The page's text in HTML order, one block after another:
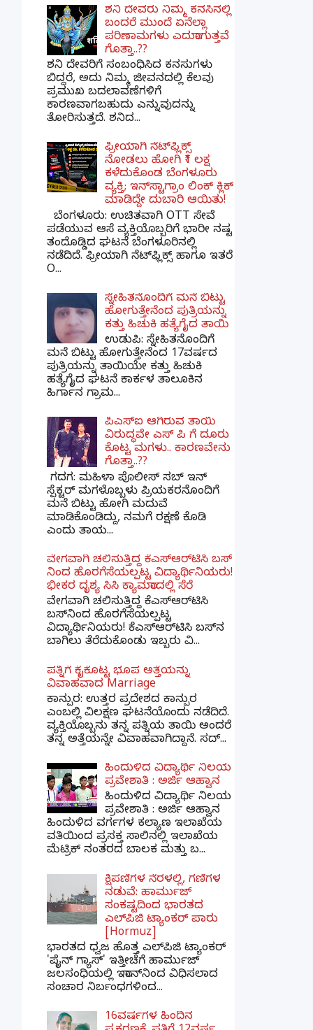
ಶನಿ ದೇವರು ನಿಮ್ಮ ಕನಸಿನಲ್ಲಿ
ಬಂದರೆ ಮುಂದೆ ಏನೆಲ್ಲಾ
ಪರಿಣಾಮಗಳು ಎದುರಾಗುತ್ತವೆ
ಗೊತ್ತಾ..??
ಶನಿ ದೇವರಿಗೆ ಸಂಬಂಧಿಸಿದ ಕನಸುಗಳು
ಬಿದ್ದರೆ, ಅದು ನಿಮ್ಮ ಜೀವನದಲ್ಲಿ ಕೆಲವು
ಪ್ರಮುಖ ಬದಲಾವಣೆಗಳಿಗೆ
ಕಾರಣವಾಗಬಹುದು ಎನ್ನುವುದನ್ನು
ತೋರಿಸುತ್ತದೆ. ಶನಿದ...
ಫ್ರೀಯಾಗಿ ನೆಟ್‌ಫ್ಲಿಕ್ಸ್
ನೋಡಲು ಹೋಗಿ ₹1 ಲಕ್ಷ
ಕಳೆದುಕೊಂಡ ಬೆಂಗಳೂರು
ವ್ಯಕ್ತಿ; ಇನ್‌ಸ್ಟಾಗ್ರಾಂ ಲಿಂಕ್ ಕ್ಲಿಕ್
ಮಾಡಿದ್ದೇ ದುಬಾರಿ ಆಯಿತು!
ಬೆಂಗಳೂರು: ಉಚಿತವಾಗಿ OTT ಸೇವೆ
ಪಡೆಯುವ ಆಸೆ ವ್ಯಕ್ತಿಯೊಬ್ಬರಿಗೆ ಭಾರೀ ನಷ್ಟ
ತಂದೊಡ್ಡಿದ ಘಟನೆ ಬೆಂಗಳೂರಿನಲ್ಲಿ
ನಡೆದಿದೆ. ಫ್ರೀಯಾಗಿ ನೆಟ್‌ಫ್ಲಿಕ್ಸ್ ಹಾಗೂ ಇತರೆ
O...
ಸ್ನೇಹಿತನೊಂದಿಗೆ ಮನೆ ಬಿಟ್ಟು
ಹೋಗುತ್ತೇನೆಂದ ಪುತ್ರಿಯನ್ನು
ಕತ್ತು ಹಿಚುಕಿ ಹತ್ಯೆಗೈದ ತಾಯಿ
ಉಡುಪಿ: ಸ್ನೇಹಿತನೊಂದಿಗೆ
ಮನೆ ಬಿಟ್ಟು ಹೋಗುತ್ತೇನೆಂದ 17ವರ್ಷದ
ಪುತ್ರಿಯನ್ನು ತಾಯಿಯೇ ಕತ್ತು ಹಿಚುಕಿ
ಹತ್ಯೆಗೈದ ಘಟನೆ ಕಾರ್ಕಳ ತಾಲೂಕಿನ
ಹಿರ್ಗಾನ ಗ್ರಾಮ...
ಪಿಎಸ್​ಐ ಆಗಿರುವ ತಾಯಿ
ವಿರುದ್ಧವೇ ಎಸ್ ಪಿ ಗೆ ದೂರು
ಕೊಟ್ಟ ಮಗಳು.. ಕಾರಣವೇನು
ಗೊತ್ತಾ..??
ಗದಗ​: ಮಹಿಳಾ ಪೊಲೀಸ್​ ಸಬ್ ​ಇನ್​
ಸ್ಪೆಕ್ಟರ್​ ಮಗಳೊಬ್ಬಳು ಪ್ರಿಯಕರನೊಂದಿಗೆ
ಮನೆ ಬಿಟ್ಟು ಹೋಗಿ ಮದುವೆ
ಮಾಡಿಕೊಂಡಿದ್ದು, ನಮಗೆ ರಕ್ಷಣೆ ಕೊಡಿ
ಎಂದು ತಾಯ...
ವೇಗವಾಗಿ ಚಲಿಸುತ್ತಿದ್ದ ಕೆಎಸ್​ಆರ್​ಟಿಸಿ ಬಸ್​
ನಿಂದ ಹೊರಗೆಸೆಯಲ್ಪಟ್ಟ ವಿದ್ಯಾರ್ಥಿನಿಯರು!
ಭೀಕರ ದೃಶ್ಯ ಸಿಸಿ ಕ್ಯಾಮರಾದಲ್ಲಿ ಸೆರೆ
ವೇಗವಾಗಿ ಚಲಿಸುತ್ತಿದ್ದ ಕೆಎಸ್‌ಆರ್‌ಟಿಸಿ
ಬಸ್‌ನಿಂದ ಹೊರಗೆಸೆಯಲ್ಪಟ್ಟ
ವಿದ್ಯಾರ್ಥಿನಿಯರು! ಕೆಎಸ್‌ಆರ್‌ಟಿಸಿ ಬಸ್‌ನ
ಬಾಗಿಲು ತೆರೆದುಕೊಂಡು ಇಬ್ಬರು ವಿ...
ಪತ್ನಿಗೆ ಕೈಕೊಟ್ಟ ಭೂಪ ಅತ್ತೆಯನ್ನು
ವಿವಾಹವಾದ Marriage
ಕಾನ್ಪುರ: ಉತ್ತರ ಪ್ರದೇಶದ ಕಾನ್ಪುರ
ಎಂಬಲ್ಲಿ ವಿಲಕ್ಷಣ ಘಟನೆಯೊಂದು ನಡೆದಿದೆ.
ವ್ಯಕ್ತಿಯೊಬ್ಬನು ತನ್ನ ಪತ್ನಿಯ ತಾಯಿ ಅಂದರೆ
ತನ್ನ ಅತ್ತೆಯನ್ನೇ ವಿವಾಹವಾಗಿದ್ದಾನೆ. ಸದ್...
ಹಿಂದುಳಿದ ವಿದ್ಯಾರ್ಥಿ ನಿಲಯ
ಪ್ರವೇಶಾತಿ : ಅರ್ಜಿ ಆಹ್ವಾನ
ಹಿಂದುಳಿದ ವಿದ್ಯಾರ್ಥಿ ನಿಲಯ
ಪ್ರವೇಶಾತಿ : ಅರ್ಜಿ ಆಹ್ವಾನ
ಹಿಂದುಳಿದ ವರ್ಗಗಳ ಕಲ್ಯಾಣ ಇಲಾಖೆಯ
ವತಿಯಿಂದ ಪ್ರಸಕ್ತ ಸಾಲಿನಲ್ಲಿ ಇಲಾಖೆಯ
ಮೆಟ್ರಿಕ್ ನಂತರದ ಬಾಲಕ ಮತ್ತು ಬ...
ಕ್ಷಿಪಣಿಗಳ ನೆರಳಲ್ಲಿ, ಗಣಿಗಳ
ನಡುವೆ: ಹಾರ್ಮುಜ್
ಸಂಕಷ್ಟದಿಂದ ಭಾರತದ
ಎಲ್‌ಪಿಜಿ ಟ್ಯಾಂಕರ್ ಪಾರು
[Hormuz]
ಭಾರತದ ಧ್ವಜ ಹೊತ್ತ ಎಲ್‌ಪಿಜಿ ಟ್ಯಾಂಕರ್
'ಪೈನ್ ಗ್ಯಾಸ್' ಇತ್ತೀಚೆಗೆ ಹಾರ್ಮುಜ್
ಜಲಸಂಧಿಯಲ್ಲಿ ಇರಾನ್‌ನಿಂದ ವಿಧಿಸಲಾದ
ಸಂಚಾರ ನಿರ್ಬಂಧಗಳಿಂದ...
16ವರ್ಷಗಳ ಹಿಂದಿನ